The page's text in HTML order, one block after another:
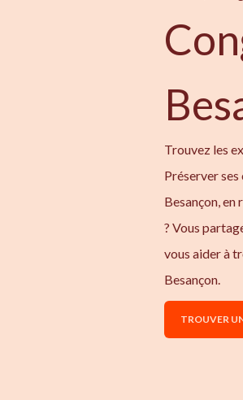
Trouvez les
Préserver
Besançon,
? Vous
vous aider à
Besançon.
TROUVER